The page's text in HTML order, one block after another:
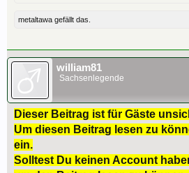
metaltawa gefällt das.
william81
Sachsenlegende
Dieser Beitrag ist für Gäste
Um diesen Beitrag lesen zu
ein.
Solltest Du keinen Account